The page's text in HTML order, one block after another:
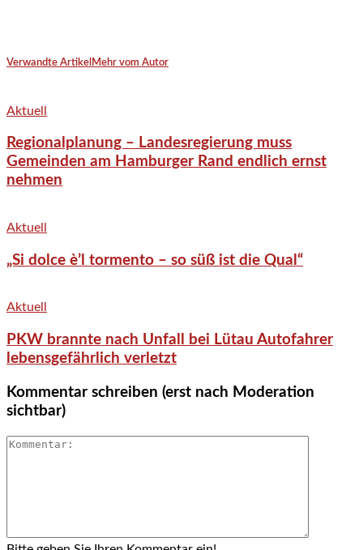
Verwandte Artikel Mehr vom Autor
Aktuell
Regionalplanung – Landesregierung muss
Gemeinden am Hamburger Rand endlich ernst
nehmen
Aktuell
„Si dolce è’l tormento – so süß ist die Qual“
Aktuell
PKW brannte nach Unfall bei Lütau Autofahrer
lebensgefährlich verletzt
Kommentar schreiben (erst nach Moderation
sichtbar)